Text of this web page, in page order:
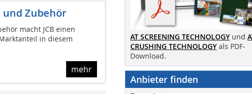
Zubehör
macht JCB einen
in diesem
mehr
AT SCREENING TECHNOLOGY und
CRUSHING TECHNOLOGY als PDF-
Download.
Anbieter finden